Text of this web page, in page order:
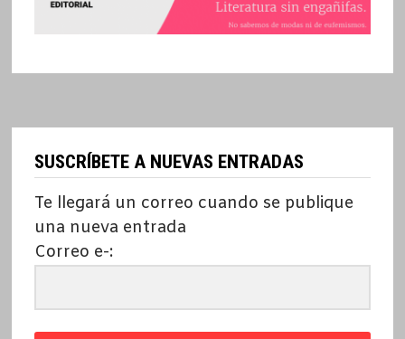
SUSCRÍBETE A NUEVAS ENTRADAS
Te llegará un correo cuando se publique
una nueva entrada
Correo e-: